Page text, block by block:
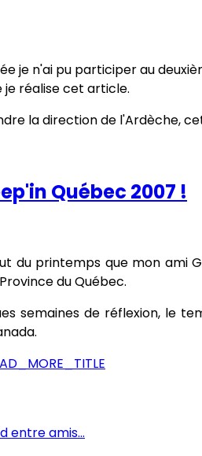
je n'ai pu participer au
réalise cet article.
la direction de l'Ardèche,
Québec 2007 !
du printemps que mon ami
du Québec.
semaines de réflexion, le
entre amis...